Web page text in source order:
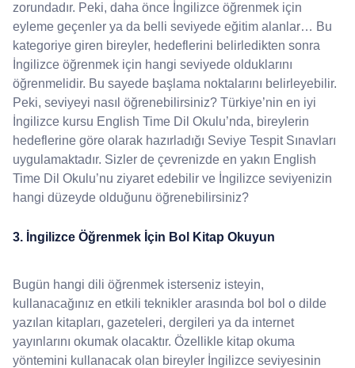
zorundadır. Peki, daha önce İngilizce öğrenmek için
eyleme geçenler ya da belli seviyede eğitim alanlar… Bu
kategoriye giren bireyler, hedeflerini belirledikten sonra
İngilizce öğrenmek için hangi seviyede olduklarını
öğrenmelidir. Bu sayede başlama noktalarını belirleyebilir.
Peki, seviyeyi nasıl öğrenebilirsiniz? Türkiye’nin en iyi
İngilizce kursu English Time Dil Okulu’nda, bireylerin
hedeflerine göre olarak hazırladığı Seviye Tespit Sınavları
uygulamaktadır. Sizler de çevrenizde en yakın English
Time Dil Okulu’nu ziyaret edebilir ve İngilizce seviyenizin
hangi düzeyde olduğunu öğrenebilirsiniz?
3. İngilizce Öğrenmek İçin Bol Kitap Okuyun
Bugün hangi dili öğrenmek isterseniz isteyin,
kullanacağınız en etkili teknikler arasında bol bol o dilde
yazılan kitapları, gazeteleri, dergileri ya da internet
yayınlarını okumak olacaktır. Özellikle kitap okuma
yöntemini kullanacak olan bireyler İngilizce seviyesinin